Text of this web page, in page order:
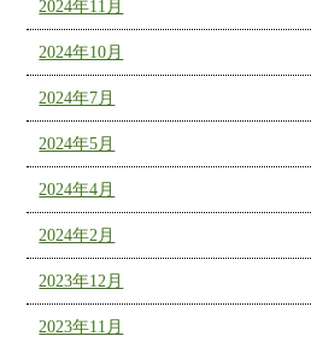
2024年11月
2024年10月
2024年7月
2024年5月
2024年4月
2024年2月
2023年12月
2023年11月